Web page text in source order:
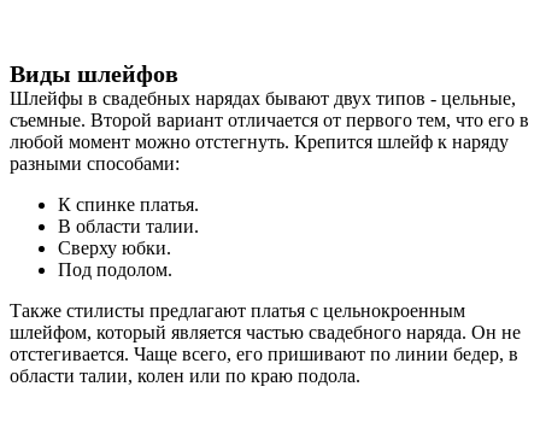
Виды шлейфов
Шлейфы в свадебных нарядах бывают двух типов - цельные,
съемные. Второй вариант отличается от первого тем, что его в
любой момент можно отстегнуть. Крепится шлейф к наряду
разными способами:
К спинке платья.
В области талии.
Сверху юбки.
Под подолом.
Также стилисты предлагают платья с цельнокроенным
шлейфом, который является частью свадебного наряда. Он не
отстегивается. Чаще всего, его пришивают по линии бедер, в
области талии, колен или по краю подола.